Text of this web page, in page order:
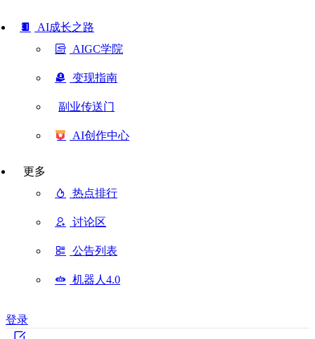
AI成长之路
AIGC学院
变现指南
副业传送门
AI创作中心
更多
热点排行
讨论区
公告列表
机器人4.0
登录